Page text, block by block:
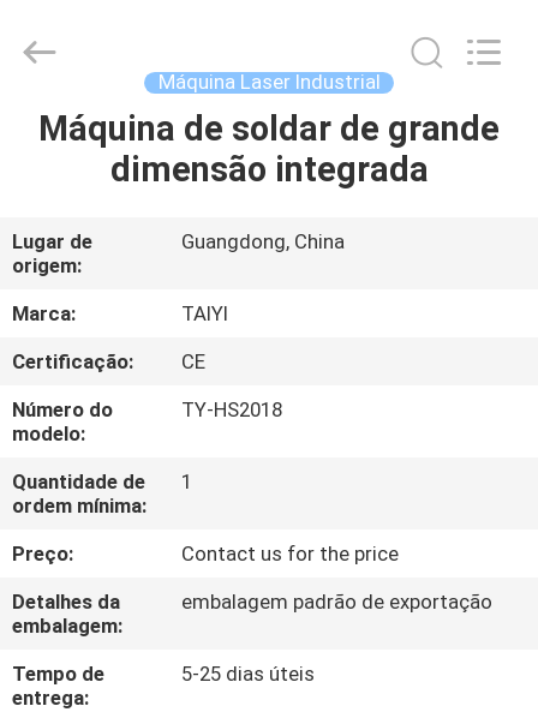
CASA
VÍDEOS
SOBRE
NÓS
VISITA
À
FÁBRICA
CONTATE-
NOS
Technology
Company
Reserved.
Máquina Laser Industrial
Máquina de soldar de grande
dimensão integrada
Lugar de
origem:
Guangdong, China
Marca:
TAIYI
Certificação:
CE
Número do
modelo:
TY-HS2018
Quantidade de
ordem mínima:
1
Preço:
Contact us for the price
Detalhes da
embalagem:
embalagem padrão de exportação
Tempo de
entrega:
5-25 dias úteis